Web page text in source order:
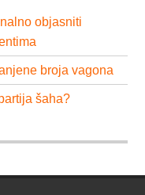
objasniti
broja vagona
šaha?